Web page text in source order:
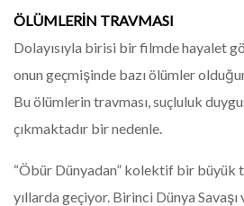
ÖLÜMLERİN TRAVMASI
Dolayısıyla birisi bir filmde hayalet
onun geçmişinde bazı ölümler
Bu ölümlerin travması, suçluluk
çıkmaktadır bir nedenle.
“Öbür Dünyadan” kolektif bir büyük
yıllarda geçiyor. Birinci Dünya